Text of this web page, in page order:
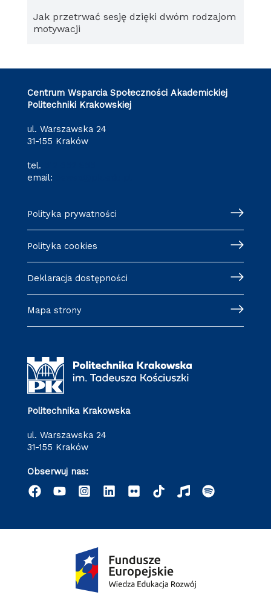
Jak przetrwać sesję dzięki dwóm rodzajom
motywacji
Centrum Wsparcia Społeczności Akademickiej
Politechniki Krakowskiej
ul. Warszawska 24
31-155 Kraków
tel.
email:
Polityka prywatności
Polityka cookies
Deklaracja dostępności
Mapa strony
Politechnika Krakowska
ul. Warszawska 24
31-155 Kraków
Obserwuj nas: